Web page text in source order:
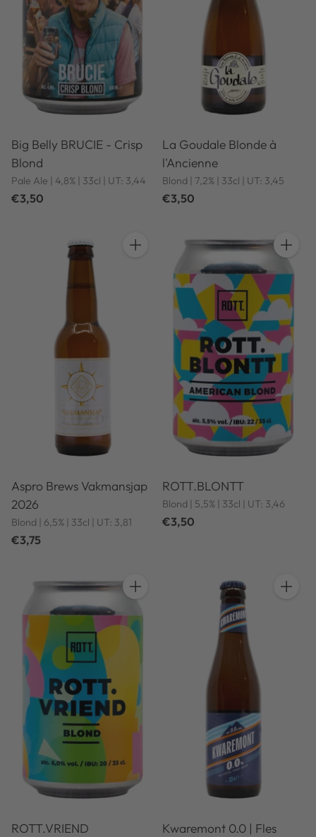
Big Belly BRUCIE - Crisp
Blond
Pale Ale | 4,8% | 33cl | UT: 3,44
€3,50
La Goudale Blonde à
l'Ancienne
Blond | 7,2% | 33cl | UT: 3,45
€3,50
Aspro Brews Vakmansjap
2026
Blond | 6,5% | 33cl | UT: 3,81
€3,75
Anzahl
ROTT.BLONTT
Blond | 5,5% | 33cl | UT: 3,46
€3,50
Anzahl
ROTT.VRIEND Kwaremont 0.0 | Fles